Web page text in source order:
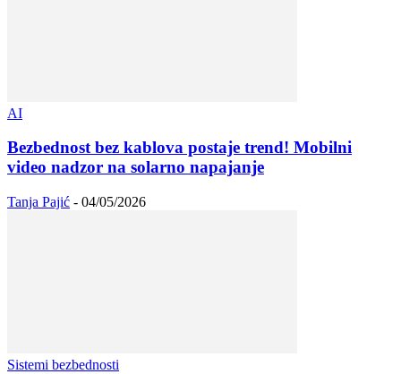
AI
Bezbednost bez kablova postaje trend! Mobilni
video nadzor na solarno napajanje
Tanja Pajić - 04/05/2026
Sistemi bezbednosti